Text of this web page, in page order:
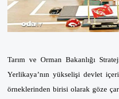
Tarım ve Orman Bakanlığı
Yerlikaya’nın yükselişi devlet
örneklerinden birisi olarak göze